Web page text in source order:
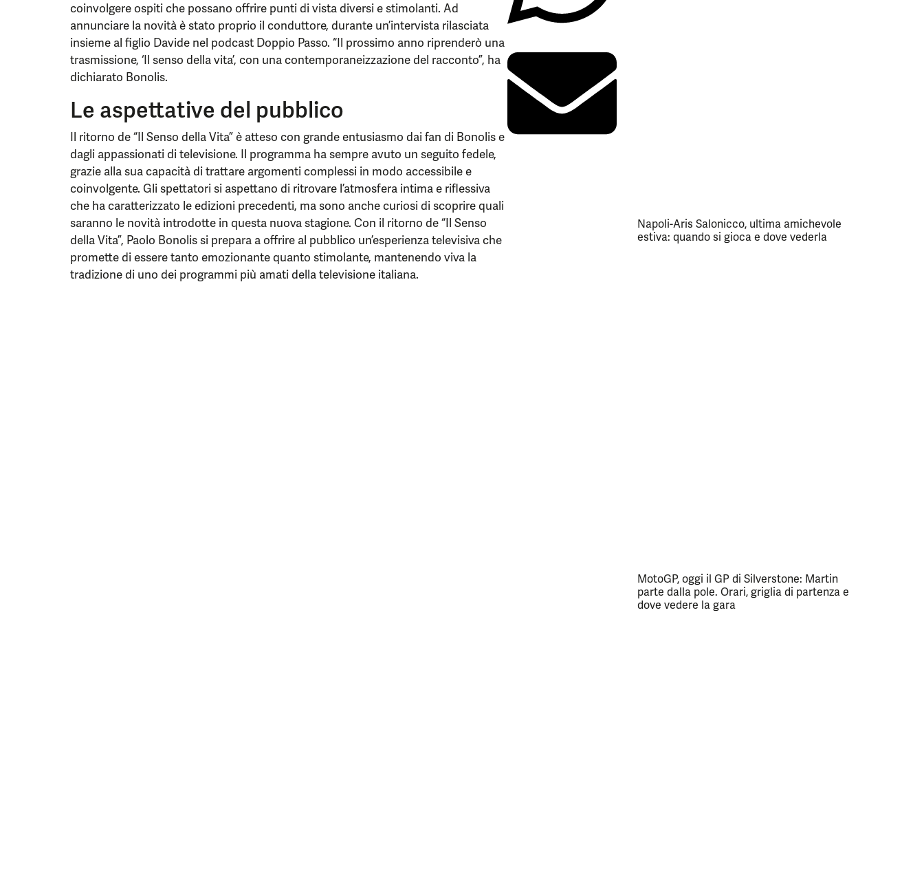
coinvolgere ospiti che possano offrire punti di vista diversi e stimolanti. Ad
annunciare la novità è stato proprio il conduttore, durante un’intervista rilasciata
insieme al figlio Davide nel podcast Doppio Passo. “Il prossimo anno riprenderò una
trasmissione, ‘Il senso della vita’, con una contemporaneizzazione del racconto”, ha
dichiarato Bonolis.
Le aspettative del pubblico
Il ritorno de “Il Senso della Vita” è atteso con grande entusiasmo dai fan di Bonolis e
dagli appassionati di televisione. Il programma ha sempre avuto un seguito fedele,
grazie alla sua capacità di trattare argomenti complessi in modo accessibile e
coinvolgente. Gli spettatori si aspettano di ritrovare l’atmosfera intima e riflessiva
che ha caratterizzato le edizioni precedenti, ma sono anche curiosi di scoprire quali
saranno le novità introdotte in questa nuova stagione. Con il ritorno de “Il Senso
della Vita”, Paolo Bonolis si prepara a offrire al pubblico un’esperienza televisiva che
promette di essere tanto emozionante quanto stimolante, mantenendo viva la
tradizione di uno dei programmi più amati della televisione italiana.
Napoli-Aris Salonicco, ultima amichevole
estiva: quando si gioca e dove vederla
MotoGP, oggi il GP di Silverstone: Martin
parte dalla pole. Orari, griglia di partenza e
dove vedere la gara